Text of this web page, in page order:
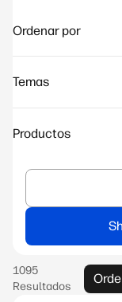
Ordenar por
Temas
Productos